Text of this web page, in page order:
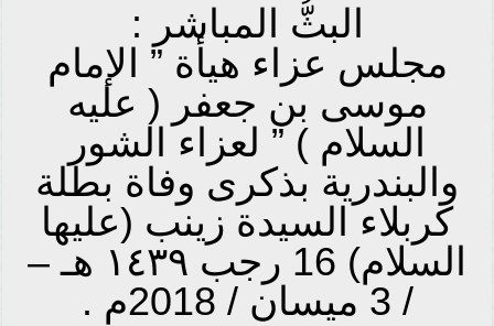
البثُّ المباشر :
مجلس عزاء هيأة ” الإمام
موسى بن جعفر ( عليه
السلام ) ” لعزاء الشور
والبندرية بذكرى وفاة بطلة
كربلاء السيدة زينب (عليها
السلام) 16 رجب ١٤٣٩ هـ –
/ 3 ميسان / 2018م .